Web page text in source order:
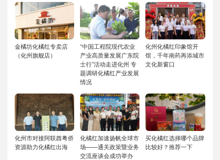
金橘坊化橘红专卖店
（化州旗舰店）
“中国工程院现代农业
产业高质量发展广东院
士行”活动走进化州 专
题调研化橘红产业发展
情况
化州化橘红印象馆开
馆，千年南药再添城市
文化新窗口
化州市对接阿联酋粤侨
资源助力化橘红出海
化橘红加速扬帆全球市
场——通关政策暨业务
交流座谈会成功举办
买化橘红选择哪个品牌
比较好？推荐一下